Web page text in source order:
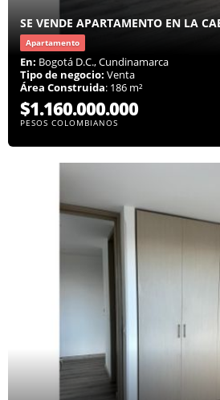
SE VENDE APARTAMENTO EN LA
Apartamento
En: Bogotá D.C., Cundinamarca
Tipo de negocio: Venta
Área Construida: 186 m²
$1.160.000.000
PESOS COLOMBIANOS